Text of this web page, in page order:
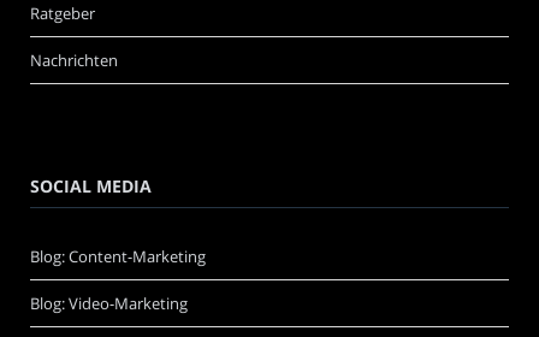
Ratgeber
Nachrichten
SOCIAL MEDIA
Blog: Content-Marketing
Blog: Video-Marketing